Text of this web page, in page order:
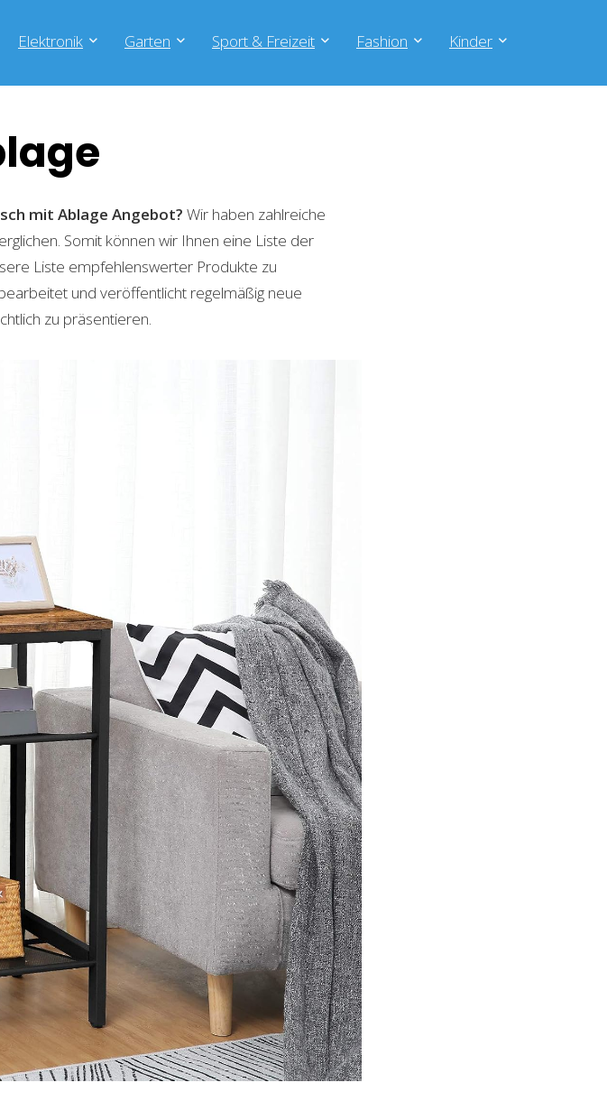
Elektronik Garten Sport & Freizeit Fashion Kinder
mit Ablage Angebot? Wir haben zahlreiche
Somit können wir Ihnen eine Liste der
Liste empfehlenswerter Produkte zu
und veröffentlicht regelmäßig neue
zu präsentieren.